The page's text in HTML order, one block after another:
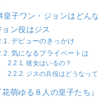
皇子ワン・ジョンはどん
ョン役はジス
デビューのきっかけ
気になるプライベートは
彼女はいるの？
ジスの兵役はどうなって
花萌ゆる８人の皇子たち